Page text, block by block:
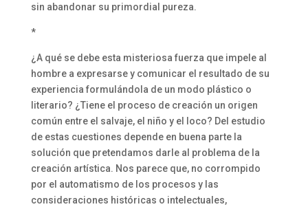
sin abandonar su primordial pureza.
*
¿A qué se debe esta misteriosa fuerza que impele al
hombre a expresarse y comunicar el resultado de su
experiencia formulándola de un modo plástico o
literario? ¿Tiene el proceso de creación un origen
común entre el salvaje, el niño y el loco? Del estudio
de estas cuestiones depende en buena parte la
solución que pretendamos darle al problema de la
creación artística. Nos parece que, no corrompido
por el automatismo de los procesos y las
consideraciones históricas o intelectuales,